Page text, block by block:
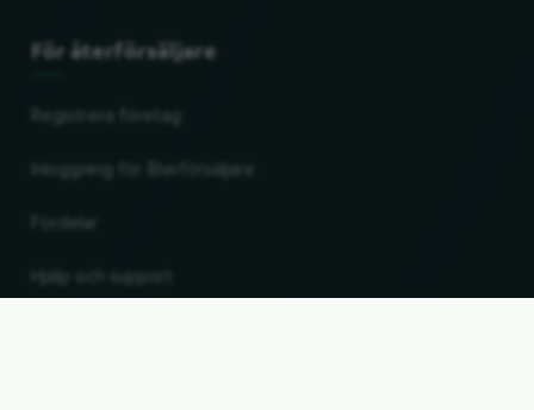
För återförsäljare
Inloggning för återförsäljare
Fördelar